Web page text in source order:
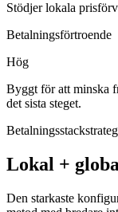
Stödjer lokala
Betalningsförtroende
Hög
Byggt för att minska
det sista steget.
Lokal +
Den starkaste